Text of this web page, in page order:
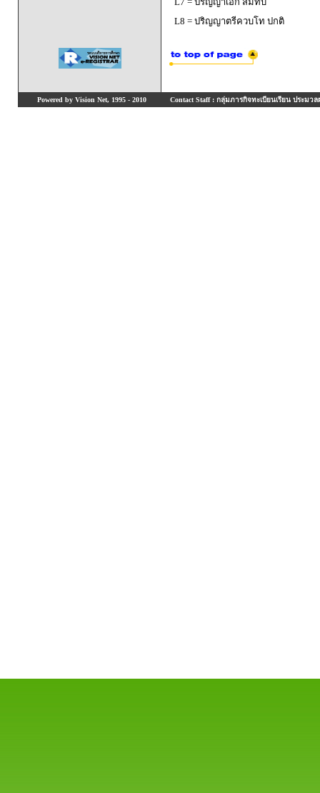
L8 = ปริญญาตรีควบโท ปกติ
Powered by Vision Net, 1995 - 2010 Contact Staff : กลุ่มภารกิจทะเบียนเรียน ประมวล